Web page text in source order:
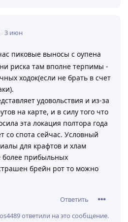
3 июн
пиковые выносы с оупена
риска там вполне терпимы -
ходок(если не брать в счет
удовольствия и из-за
на карте, и в силу того что
эта локация полтора года
со спота сейчас. Условный
для крафтов и хлам
более прибыльных
брейн рот то можно
Ответить
ответили на это сообщение.